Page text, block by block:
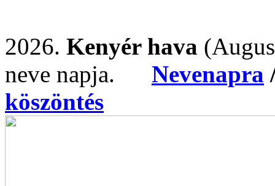
2026. Kenyér hava
neve napja. Nevenapra
köszöntés